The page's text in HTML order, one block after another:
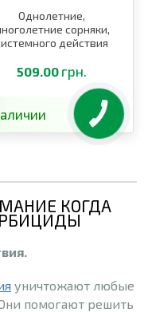
Однолетние,
сорняки,
действия
509.00 грн.
КОГДА
уничтожают любые
помогают решить